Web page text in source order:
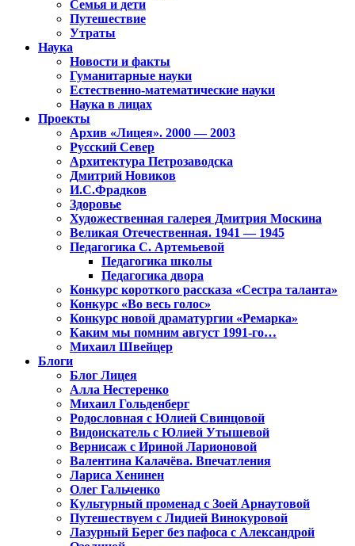
Семья и дети
Путешествие
Утраты
Наука
Новости и факты
Гуманитарные науки
Естественно-математические науки
Наука в лицах
Проекты
Архив «Лицея». 2000 — 2003
Русский Север
Архитектура Петрозаводска
Дмитрий Новиков
И.С.Фрадков
Здоровье
Художественная галерея Дмитрия Москина
Великая Отечественная. 1941 — 1945
Педагогика С. Артемьевой
Педагогика школы
Педагогика двора
Конкурс короткого рассказа «Сестра таланта»
Конкурс «Во весь голос»
Конкурс новой драматургии «Ремарка»
Каким мы помним август 1991-го…
Михаил Швейцер
Блоги
Блог Лицея
Алла Нестеренко
Михаил Гольденберг
Родословная с Юлией Свинцовой
Видоискатель с Юлией Утышевой
Вернисаж с Ириной Ларионовой
Валентина Калачёва. Впечатления
Лариса Хенинен
Олег Гальченко
Культурный променад с Зоей Арнаутовой
Путешествуем с Лидией Винокуровой
Лазурный Берег без пафоса с Александрой